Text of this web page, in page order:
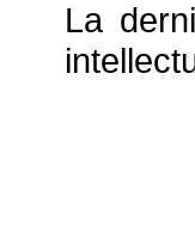
La